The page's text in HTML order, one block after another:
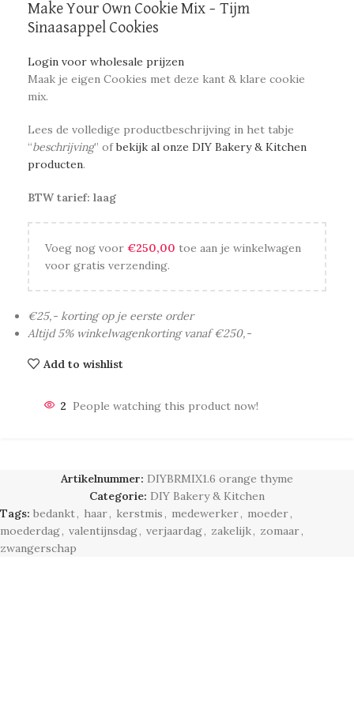
Make Your Own Cookie Mix – Tijm
Sinaasappel Cookies
Login voor wholesale prijzen
Maak je eigen Cookies met deze kant & klare cookie
mix.
Lees de volledige productbeschrijving in het tabje
“beschrijving” ofbekijk al onze DIY Bakery & Kitchen
producten.
BTW tarief: laag
Voeg nog voor €250,00 toe aan je winkelwagen
voor gratis verzending.
€25,- korting op je eerste order
Altijd 5% winkelwagenkorting vanaf €250,-
Add to wishlist
2 People watching this product now!
Artikelnummer: DIYBRMIX1.6 orange thyme
Categorie: DIY Bakery & Kitchen
Tags: bedankt, haar, kerstmis, medewerker, moeder,
moederdag, valentijnsdag, verjaardag, zakelijk, zomaar,
zwangerschap